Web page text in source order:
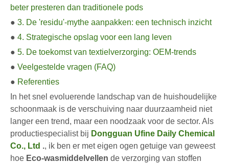
beter presteren dan traditionele pods
● 3. De 'residu'-mythe aanpakken: een technisch inzicht
● 4. Strategische opslag voor een lang leven
● 5. De toekomst van textielverzorging: OEM-trends
● Veelgestelde vragen (FAQ)
● Referenties
In het snel evoluerende landschap van de huishoudelijke
schoonmaak is de verschuiving naar duurzaamheid niet
langer een trend, maar een noodzaak voor de sector. Als
productiespecialist bij Dongguan Ufine Daily Chemical
Co., Ltd ., ik ben er met eigen ogen getuige van geweest
hoe Eco-wasmiddelvellen de verzorging van stoffen